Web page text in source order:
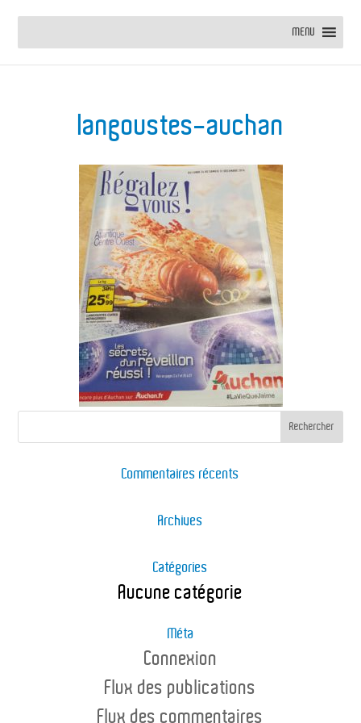
MENU
langoustes-auchan
Commentaires récents
Archives
Catégories
Aucune catégorie
Méta
Connexion
Flux des publications
Flux des commentaires